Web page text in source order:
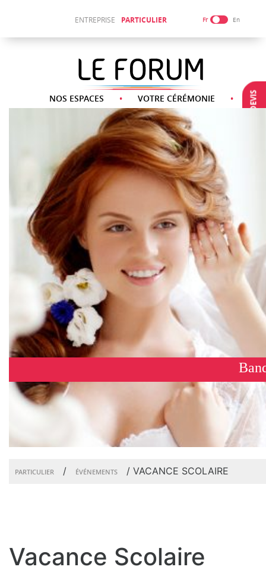
ENTREPRISE PARTICULIER Fr En
NOS ESPACES VOTRE CÉRÉMONIE DEMANDE DEVIS
PARTICULIER / ÉVÉNEMENTS / VACANCE SCOLAIRE
Vacance Scolaire